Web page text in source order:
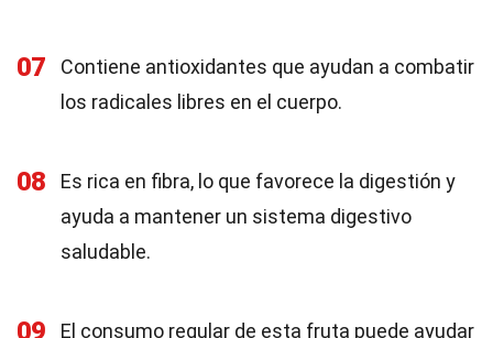
07
Contiene antioxidantes que ayudan a combatir
los radicales libres en el cuerpo.
08
Es rica en fibra, lo que favorece la digestión y
ayuda a mantener un sistema digestivo
saludable.
09 El consumo regular de esta fruta puede ayudar